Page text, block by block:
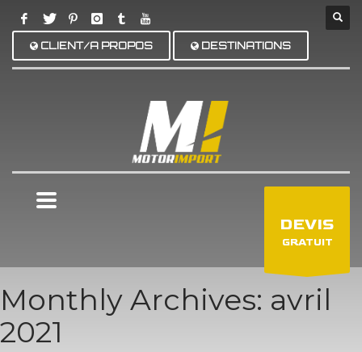
CLIENT/A PROPOS DESTINATIONS
DEVIS
GRATUIT
Monthly Archives: avril
2021